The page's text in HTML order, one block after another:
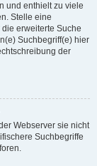
und enthielt zu viele
Stelle eine
erweiterte Suche
Suchbegriff(e) hier
der
Webserver sie nicht
Suchbegriffe